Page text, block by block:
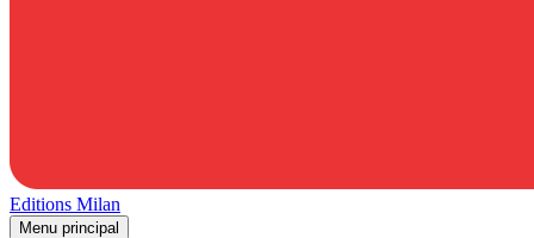
Editions Milan
Menu principal